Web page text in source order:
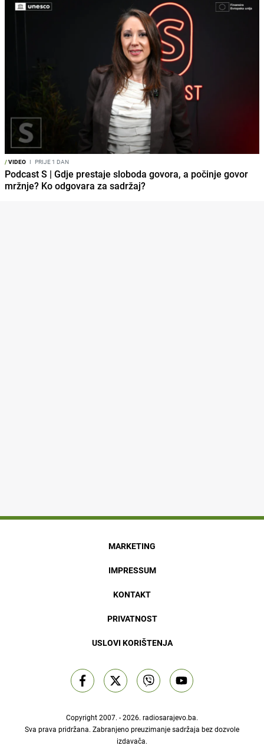
/VIDEO I PRIJE 1 DAN
Podcast S | Gdje prestaje sloboda govora, a počinje govor
mržnje? Ko odgovara za sadržaj?
MARKETING
IMPRESSUM
KONTAKT
PRIVATNOST
USLOVI KORIŠTENJA
Copyright 2007. - 2026. radiosarajevo.ba.
Sva prava pridržana. Zabranjeno preuzimanje sadržaja bez dozvole
izdavača.